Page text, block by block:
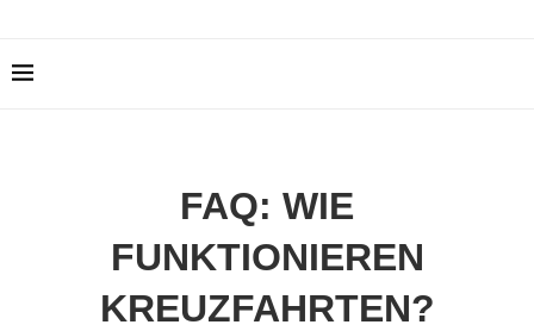
FAQ: WIE
FUNKTIONIEREN
KREUZFAHRTEN?